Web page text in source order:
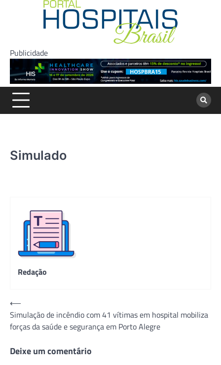
Publicidade
Simulado
Redação
Navegação
de
Post
⟵
Simulação de incêndio com 41 vítimas em hospital mobiliza
forças da saúde e segurança em Porto Alegre
Deixe um comentário